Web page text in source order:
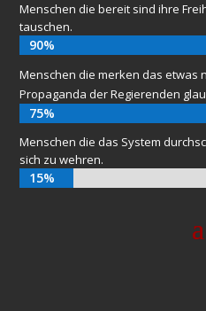
Menschen die bereit sind ihre
tauschen.
90%
90%
Menschen die merken das etwas
Propaganda der Regierenden
75%
75%
Menschen die das System
sich zu wehren.
15%
15%